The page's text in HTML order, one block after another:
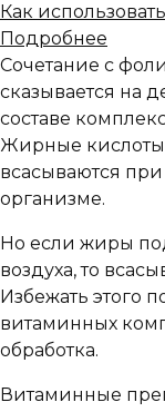
Как
Подробнее
Сочетание с
сказывается на
составе
Жирные кислоты
всасываются
организме.
Но если жиры
воздуха, то
Избежать этого
витаминных
обработка.
Витаминные